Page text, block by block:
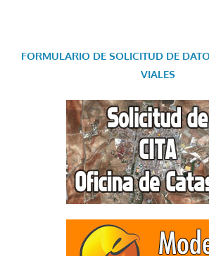
FORMULARIO DE SOLICITUD DE
VIALES